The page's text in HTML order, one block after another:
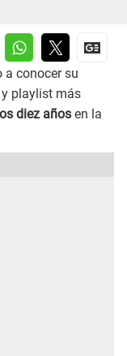
a conocer su
y playlist más
diez años en la